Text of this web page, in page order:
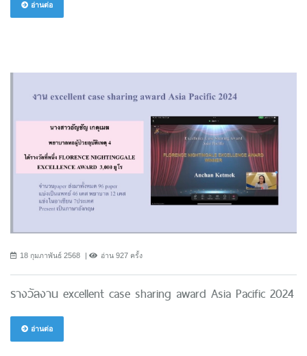
อ่านต่อ
18 กุมภาพันธ์ 2568 อ่าน 927 ครั้ง
รางวัลงาน excellent case sharing award Asia Pacific 2024
อ่านต่อ